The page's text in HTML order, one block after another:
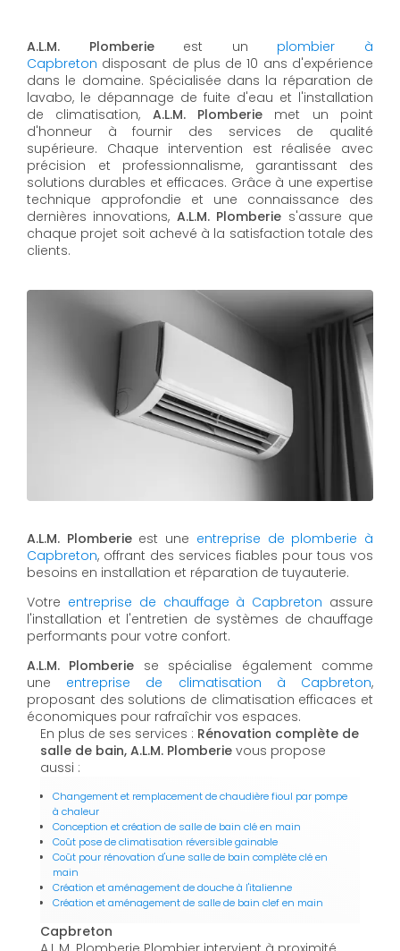
A.L.M. Plomberieest un plombier à
Capbreton disposant de plus de 10 ans d'expérience
dans le domaine. Spécialisée dans la réparation de
lavabo, le dépannage de fuite d'eau et l'installation
de climatisation, A.L.M. Plomberie met un point
d'honneur à fournir des services de qualité
supérieure. Chaque intervention est réalisée avec
précision et professionnalisme, garantissant des
solutions durables et efficaces. Grâce à une expertise
technique approfondie et une connaissance des
dernières innovations, A.L.M. Plomberie s'assure que
chaque projet soit achevé à la satisfaction totale des
clients.
A.L.M. Plomberieest une entreprise de plomberie à
Capbreton, offrant des services fiables pour tous vos
besoins en installation et réparation de tuyauterie.
Votre entreprise de chauffage à Capbreton assure
l'installation et l'entretien de systèmes de chauffage
performants pour votre confort.
A.L.M. Plomberie se spécialise également comme
une entreprise de climatisation à Capbreton,
proposant des solutions de climatisation efficaces et
économiques pour rafraîchir vos espaces.
En plus de ses services : Rénovation complète de
salle de bain, A.L.M. Plomberie vous propose
aussi :
Changement et remplacement de chaudière fioul par pompe
à chaleur
Conception et création de salle de bain clé en main
Coût pose de climatisation réversible gainable
Coût pour rénovation d'une salle de bain complète clé en
main
Création et aménagement de douche à l'italienne
Création et aménagement de salle de bain clef en main
Capbreton